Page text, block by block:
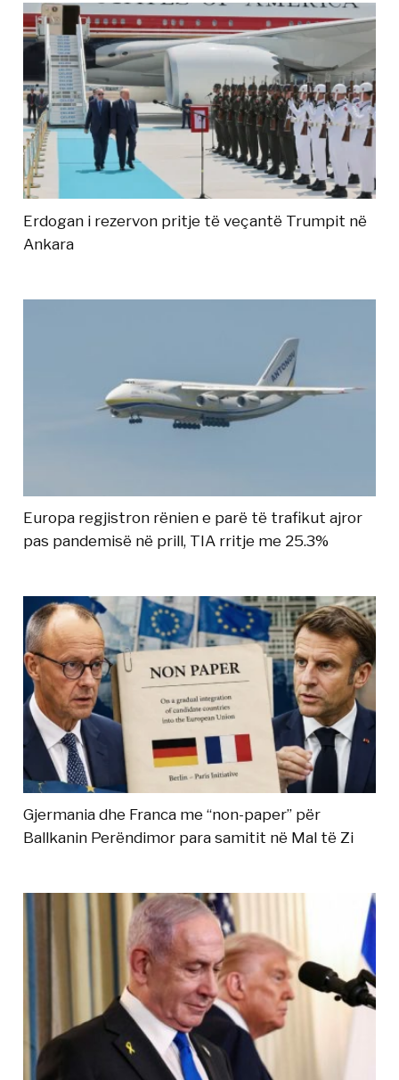
Erdogan i rezervon pritje të veçantë Trumpit në
Ankara
Europa regjistron rënien e parë të trafikut ajror
pas pandemisë në prill, TIA rritje me 25.3%
Gjermania dhe Franca me “non-paper” për
Ballkanin Perëndimor para samitit në Mal të Zi